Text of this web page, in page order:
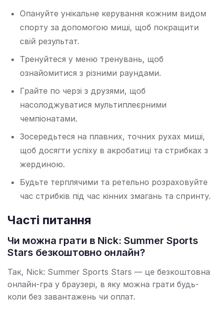
Опануйте унікальне керування кожним видом
спорту за допомогою миші, щоб покращити
свій результат.
Тренуйтеся у меню тренувань, щоб
ознайомитися з різними раундами.
Грайте по черзі з друзями, щоб
насолоджуватися мультиплеєрними
чемпіонатами.
Зосередьтеся на плавних, точних рухах миші,
щоб досягти успіху в акробатиці та стрибках з
жердиною.
Будьте терплячими та ретельно розраховуйте
час стрибків під час кінних змагань та спринту.
Часті питання
Чи можна грати в Nick: Summer Sports
Stars безкоштовно онлайн?
Так, Nick: Summer Sports Stars — це безкоштовна
онлайн-гра у браузері, в яку можна грати будь-
коли без завантажень чи оплат.